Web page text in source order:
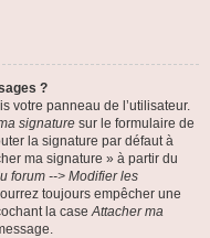
?
votre panneau de l’utilisateur.
signature sur le formulaire de
la signature par défaut à
ma signature » à partir du
forum --> Modifier les
toujours empêcher une
la caseAttacher ma